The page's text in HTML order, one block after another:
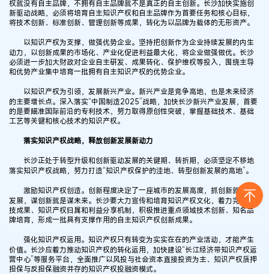
权就没有自主品牌，不拥有自主品牌就不是真正的自主创新。长沙加快实施创
新驱动战略，必须将培育自主知识产权和自主品牌作为首要任务和核心目标，
将技术创新、标准创新、管理创新等成果，转化为以品牌为载体的无形资产。
以知识产权为支撑，做强优势企业。坚持把创新作为企业持续发展的内生
动力，以创新成果的市场化、产业化促进利益最大化，将企业做强做优。长沙
必须进一步加大财政对企业自主研发、成果转化、保护维权等投入，围绕主导
和优势产业集中培育一批拥有自主知识产权的优势企业。
以知识产权为引领，发展新兴产业。新兴产业是竞争高地，也是未来经济
的主要增长点。深入落实“中国制造2025”战略，加快长沙新兴产业发展，首要
的是要瞄准国际前沿的专利技术，努力取得原创性突破，掌握基础技术、基础
工艺等关键和核心技术的知识产权。
落实知识产权战略，释放创新发展新动力
长沙正处于转型升级和创新驱动发展的关键期、转折期，必须坚定不移地
落实知识产权战略，努力打造“知识产权保护的洼地、转型创新发展的高地”。
激励知识产权创造。创新程度决定了一座城市的发展高度，抓创新就是抓
发展，谋创新就是谋未来。长沙要大力宣传和培育知识产权文化，着力完善科
技成果、知识产权归属和利益分享机制，积极推进重点领域技术创新、知名品
牌培育，形成一批具有支撑作用的自主知识产权创新成果。
强化知识产权运用。知识产权只有转变为实实在在的产业活动，才能产生
价值。长沙应着力推动知识产权的转化运用，加快建设“长江经济带知识产权运
营中心”等服务平台，全面推广以风投与社会资本直接投资为主、知识产权质押
担保与反担保融资并存的知识产权投融资模式。